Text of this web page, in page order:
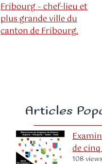
Fribourg – chef-lieu et
plus grande ville du
canton de Fribourg.
Articles
de
108 views